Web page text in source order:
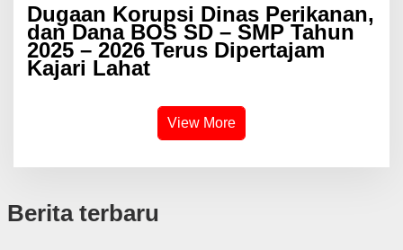
Dugaan Korupsi Dinas Perikanan,
dan Dana BOS SD – SMP Tahun
2025 – 2026 Terus Dipertajam
Kajari Lahat
View More
Berita terbaru